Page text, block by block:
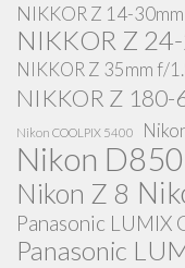
NIKKOR Z 14-
NIKKOR Z
NIKKOR Z 35mm f/
NIKKOR Z 180-
Nikon COOLPIX 5400
Nikon D850
Nikon Z 8
Panasonic LUMIX
Panasonic